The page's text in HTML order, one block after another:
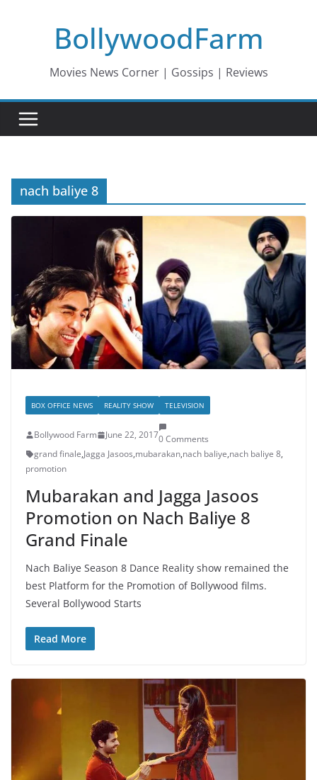
BollywoodFarm
Movies News Corner | Gossips | Reviews
nach baliye 8
BOX OFFICE NEWS REALITY SHOW TELEVISION
Bollywood Farm June 22, 20170 Comments
grand finale,Jagga Jasoos,mubarakan,nach baliye,nach baliye 8,
promotion
Mubarakan and Jagga Jasoos
Promotion on Nach Baliye 8
Grand Finale
Nach Baliye Season 8 Dance Reality show remained the
best Platform for the Promotion of Bollywood films.
Several Bollywood Starts
Read More